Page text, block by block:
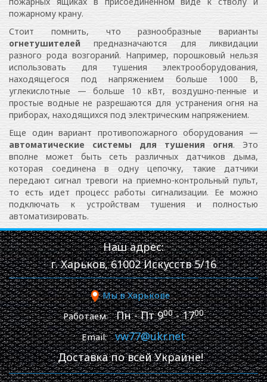
пожарному крану.
Стоит помнить, что разнообразные варианты
огнетушителей предназначаются для ликвидации
разного рода возгораний. Например, порошковый нельзя
использовать для тушения электрооборудования,
находящегося под напряжением больше 1000 В,
углекислотные — больше 10 кВт, воздушно-пенные и
простые водные не разрешаются для устранения огня на
приборах, находящихся под электрическим напряжением.
Еще один вариант противопожарного оборудования —
автоматические системы для тушения огня. Это
вполне может быть сеть различных датчиков дыма,
которая соединена в одну цепочку, такие датчики
передают сигнал тревоги на приемно-контрольный пульт,
то есть идет процесс работы сигнализации. Ее можно
подключать к устройствам тушения и полностью
автоматизировать.
Наш адрес:
г. Харьков, 61002 Искусств 5/16
Мы в Харькове
Работаем: Пн - Пт 900- 1700
Email: vw77@ukr.net
Доставка по всей Украине!